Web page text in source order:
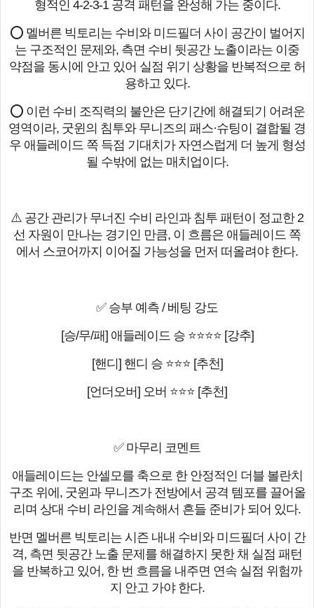
형적인 4-2-3-1 공격 패턴을 완성해 가는 중이다.
⭕ 멜버른 빅토리는 수비와 미드필더 사이 공간이 벌어지
는 구조적인 문제와, 측면 수비 뒷공간 노출이라는 이중
약점을 동시에 안고 있어 실점 위기 상황을 반복적으로 허
용하고 있다.
⭕ 이런 수비 조직력의 불안은 단기간에 해결되기 어려운
영역이라, 굿윈의 침투와 무니즈의 패스·슈팅이 결합될 경
우 애들레이드 쪽 득점 기대치가 자연스럽게 더 높게 형성
될 수밖에 없는 매치업이다.
⚠️ 공간 관리가 무너진 수비 라인과 침투 패턴이 정교한 2
선 자원이 만나는 경기인 만큼, 이 흐름은 애들레이드 쪽
에서 스코어까지 이어질 가능성을 먼저 떠올려야 한다.
✅ 승부 예측 / 베팅 강도
[승/무/패] 애들레이드 승 ⭐⭐⭐⭐ [강추]
[핸디] 핸디 승 ⭐⭐⭐ [추천]
[언더오버] 오버 ⭐⭐⭐ [추천]
✅ 마무리 코멘트
애들레이드는 안셀모를 축으로 한 안정적인 더블 볼란치
구조 위에, 굿윈과 무니즈가 전방에서 공격 템포를 끌어올
리며 상대 수비 라인을 계속해서 흔들 준비가 되어 있다.
반면 멜버른 빅토리는 시즌 내내 수비와 미드필더 사이 간
격, 측면 뒷공간 노출 문제를 해결하지 못한 채 실점 패턴
을 반복하고 있어, 한 번 흐름을 내주면 연속 실점 위험까
지 안고 가야 한다.